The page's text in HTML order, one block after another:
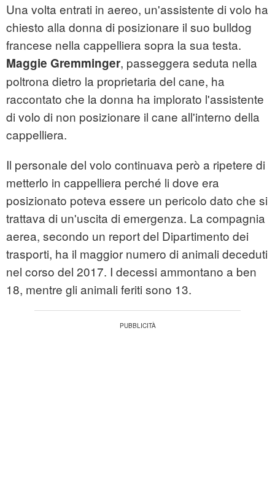
Una volta entrati in aereo, un'assistente di volo ha
chiesto alla donna di posizionare il suo bulldog
francese nella cappelliera sopra la sua testa.
Maggie Gremminger, passeggera seduta nella
poltrona dietro la proprietaria del cane, ha
raccontato che la donna ha implorato l'assistente
di volo di non posizionare il cane all'interno della
cappelliera.
Il personale del volo continuava però a ripetere di
metterlo in cappelliera perché li dove era
posizionato poteva essere un pericolo dato che si
trattava di un'uscita di emergenza. La compagnia
aerea, secondo un report del Dipartimento dei
trasporti, ha il maggior numero di animali deceduti
nel corso del 2017. I decessi ammontano a ben
18, mentre gli animali feriti sono 13.